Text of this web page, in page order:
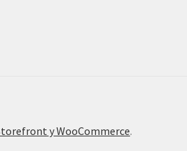
y WooCommerce.